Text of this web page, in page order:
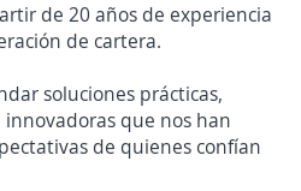
de 20 años de experiencia
de cartera.
soluciones prácticas,
que nos han
de quienes confían